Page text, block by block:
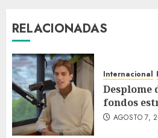
RELACIONADAS
Internacional
Desplome
fondos
AGOSTO 7,